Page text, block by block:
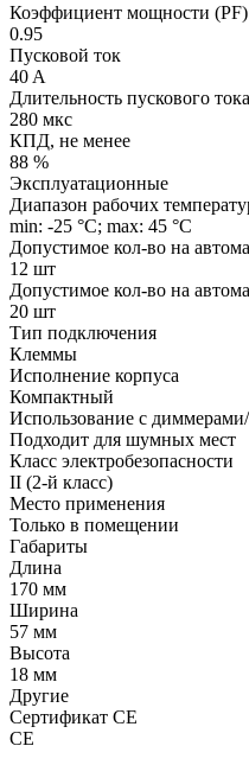
Коэффициент мощности (PF)
0.95
Пусковой ток
40 A
Длительность пускового тока
280 мкс
КПД, не менее
88 %
Эксплуатационные
Диапазон рабочих
min: -25 °C; max: 45 °C
Допустимое кол-во на
12 шт
Допустимое кол-во на
20 шт
Тип подключения
Клеммы
Исполнение корпуса
Компактный
Использование с
Подходит для шумных мест
Класс электробезопасности
II (2-й класс)
Место применения
Только в помещении
Габариты
Длина
170 мм
Ширина
57 мм
Высота
18 мм
Другие
Сертификат CE
CE